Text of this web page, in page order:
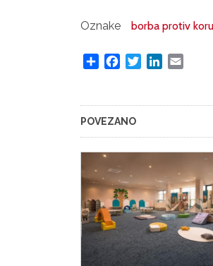
Oznake borba protiv
Share FacebookTwitterLinkedIn
POVEZANO